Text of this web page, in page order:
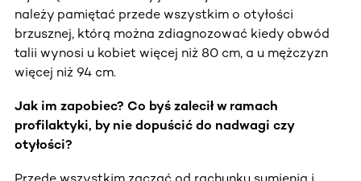
należy pamiętać przede wszystkim o otyłości
brzusznej, którą można zdiagnozować kiedy obwód
talii wynosi u kobiet więcej niż 80 cm, a u mężczyzn
więcej niż 94 cm.
Jak im zapobiec? Co byś zalecił w ramach
profilaktyki, by nie dopuścić do nadwagi czy
otyłości?